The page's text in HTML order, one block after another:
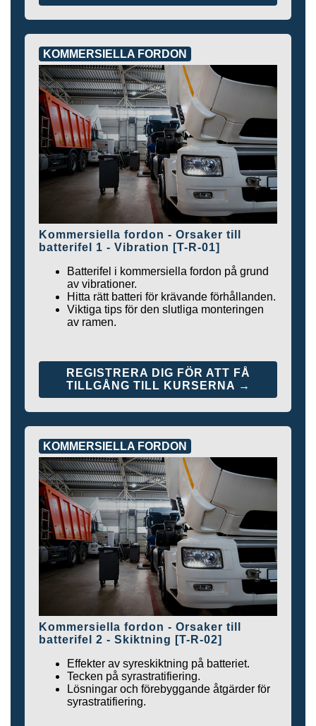
KOMMERSIELLA FORDON
Kommersiella fordon - Orsaker till
batterifel 1 - Vibration [T-R-01]
Batterifel i kommersiella fordon på grund
av vibrationer.
Hitta rätt batteri för krävande förhållanden.
Viktiga tips för den slutliga monteringen
av ramen.
REGISTRERA DIG FÖR ATT FÅ
TILLGÅNG TILL KURSERNA →
KOMMERSIELLA FORDON
Kommersiella fordon - Orsaker till
batterifel 2 - Skiktning [T-R-02]
Effekter av syreskiktning på batteriet.
Tecken på syrastratifiering.
Lösningar och förebyggande åtgärder för
syrastratifiering.